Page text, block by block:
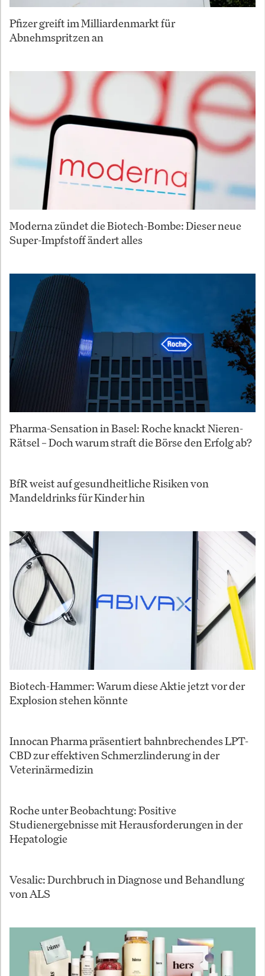
Pfizer greift im Milliardenmarkt für
Abnehmspritzen an
Moderna zündet die Biotech-Bombe: Dieser neue
Super-Impfstoff ändert alles
Pharma-Sensation in Basel: Roche knackt Nieren-
Rätsel – Doch warum straft die Börse den Erfolg ab?
BfR weist auf gesundheitliche Risiken von
Mandeldrinks für Kinder hin
Biotech-Hammer: Warum diese Aktie jetzt vor der
Explosion stehen könnte
Innocan Pharma präsentiert bahnbrechendes LPT-
CBD zur effektiven Schmerzlinderung in der
Veterinärmedizin
Roche unter Beobachtung: Positive
Studienergebnisse mit Herausforderungen in der
Hepatologie
Vesalic: Durchbruch in Diagnose und Behandlung
von ALS